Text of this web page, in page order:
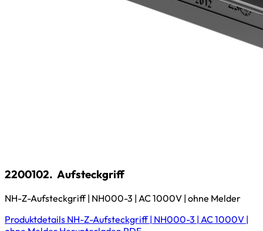
2200102. Aufsteckgriff
NH-Z-Aufsteckgriff | NH000-3 | AC 1000V | ohne Melder
Produktdetails NH-Z-Aufsteckgriff | NH000-3 | AC 1000V |